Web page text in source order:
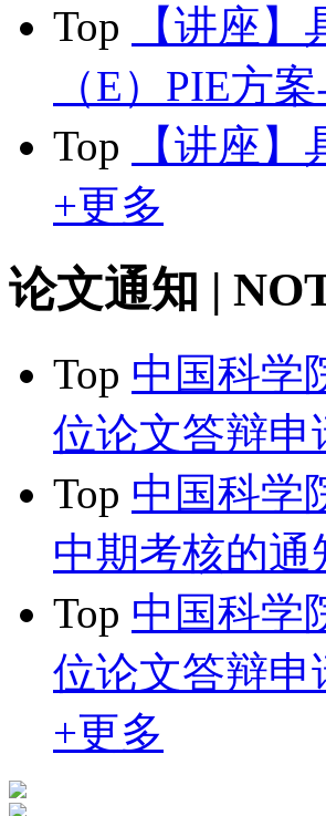
Top
【讲座
（E）PIE方
Top
【讲座
+更多
论文通知 |
Top 中国科学
位论文答辩申
Top 中国科学
中期考核的通
Top 中国科学
位论文答辩申
+更多